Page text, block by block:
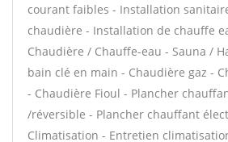
courant faibles - Installation
chaudière - Installation de chauffe
Chaudière / Chauffe-eau - Sauna /
bain clé en main - Chaudière gaz -
- Chaudière Fioul - Plancher
/réversible - Plancher chauffant
Climatisation - Entretien